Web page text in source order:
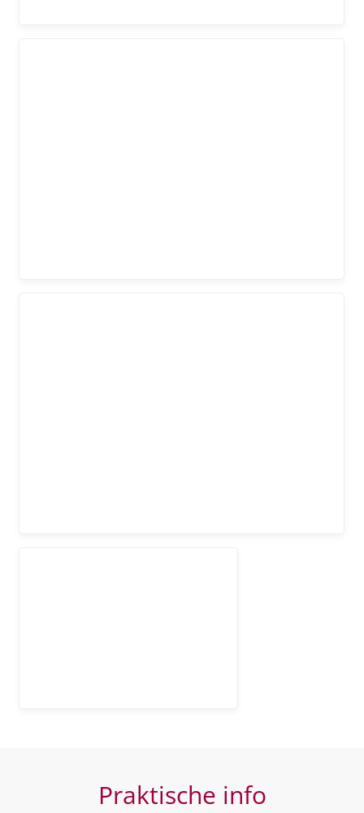
Praktische info